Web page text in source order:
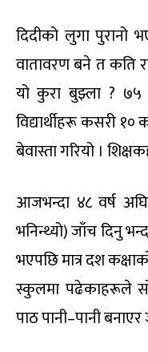
दिदीको लुगा पुरानो
वातावरण बने त कति
यो कुरा बुझ्ला ? ७५
विद्यार्थीहरू कसरी
बेवास्ता गरियो ।
आजभन्दा ४८ वर्ष
भनिन्थ्यो) जाँच दिनु
भएपछि मात्र दश
स्कुलमा पढेकाहरूले
पाठ पानी–पानी बनाएर